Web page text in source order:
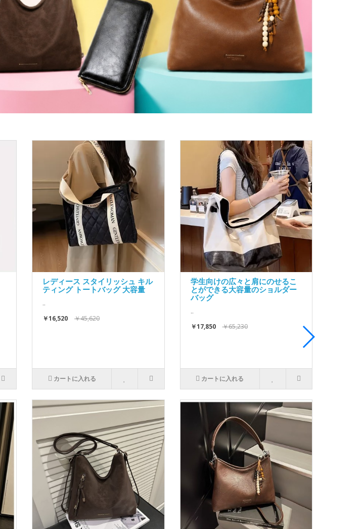
レディース スタイリッシュ キル
ティング トートバッグ 大容量
..
￥16,520
￥45,620
カートに入れる
学生向けの広々と肩にのせるこ
とができる大容量のショルダー
バッグ
..
￥17,850
￥65,230
カートに入れる